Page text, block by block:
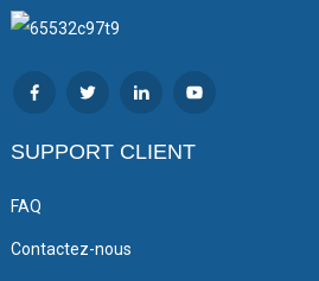
SUPPORT CLIENT
FAQ
Contactez-nous